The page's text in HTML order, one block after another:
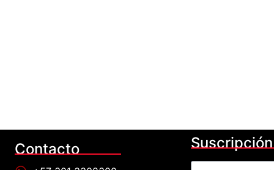
Contacto Suscripción